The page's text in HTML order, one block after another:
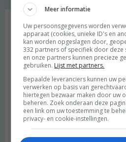
Instagram MerelMeer informatie
Uw persoonsgegevens worden
apparaat (cookies, unieke ID's en
kan worden opgeslagen door,
332 partners of specifiek door deze
en onze partners kunnen precieze
gebruiken. Lijst met partners.
Bepaalde leveranciers kunnen uw
verwerken op basis van
hiertegen bezwaar maken door uw
beheren. Zoek onderaan deze
een link om uw toestemming te
privacy- en cookie-instellingen.